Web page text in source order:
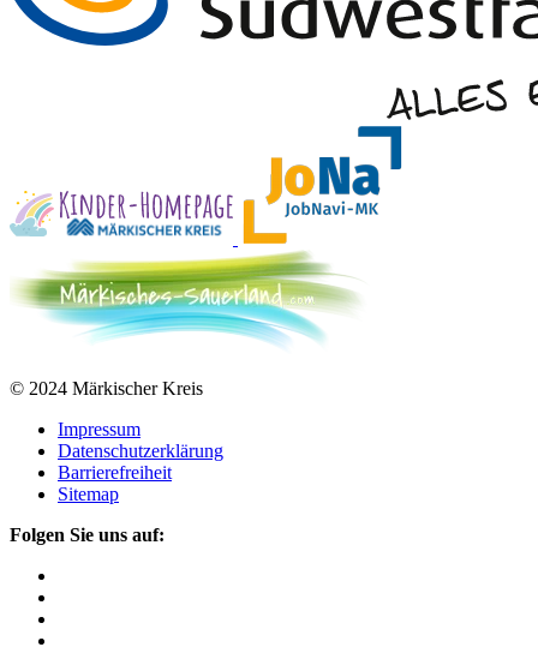
© 2024 Märkischer Kreis
Impressum
Datenschutzerklärung
Barrierefreiheit
Sitemap
Folgen Sie uns auf: